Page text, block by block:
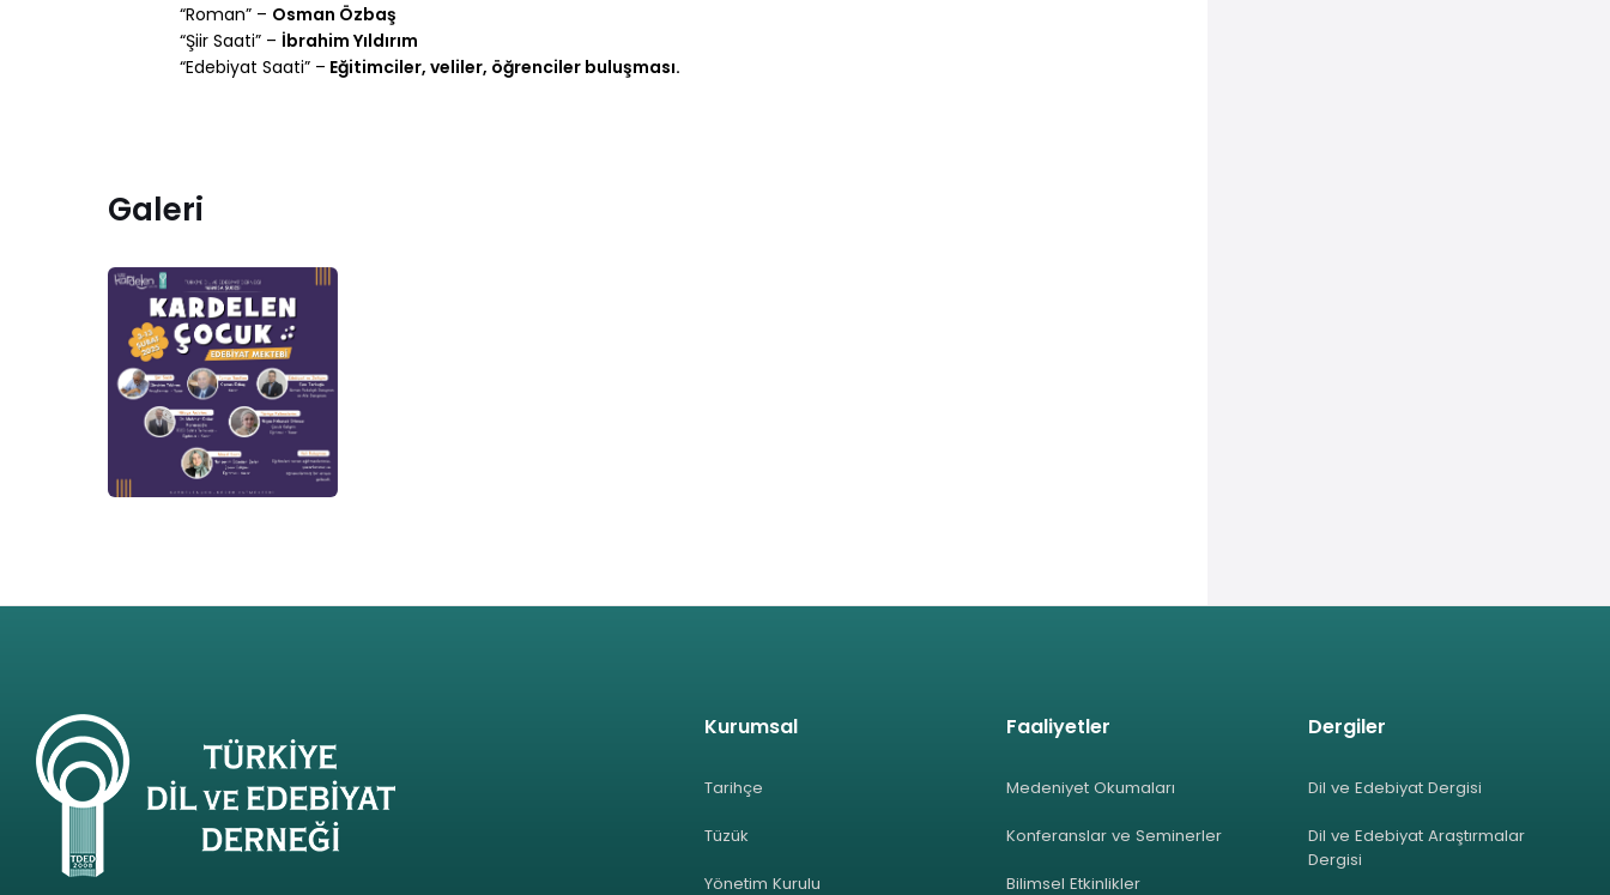
“Roman” – Osman Özbaş
“Şiir Saati” – İbrahim Yıldırım
“Edebiyat Saati” – Eğitimciler, veliler, öğrenciler buluşması.
Galeri
Kurumsal
Tarihçe
Tüzük
Yönetim Kurulu
Faaliyetler
Medeniyet Okumaları
Konferanslar ve Seminerler
Bilimsel Etkinlikler
Dergiler
Dil ve Edebiyat Dergisi
Dil ve Edebiyat Araştırmalar
Dergisi